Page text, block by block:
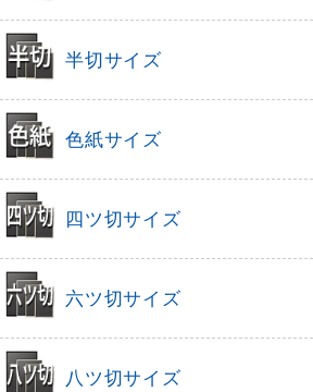
半切サイズ
色紙サイズ
四ツ切サイズ
六ツ切サイズ
八ツ切サイズ